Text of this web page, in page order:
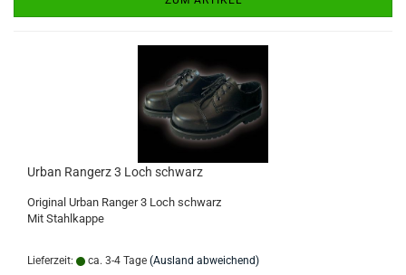
Urban Rangerz 3 Loch schwarz
Original Urban Ranger 3 Loch schwarz
Mit Stahlkappe
Lieferzeit: ca. 3-4 Tage (Ausland abweichend)